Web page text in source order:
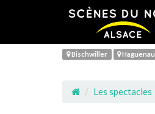
Bischwiller Haguenau
Les spectacles